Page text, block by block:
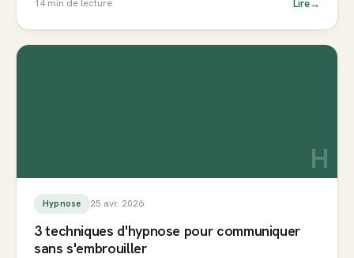
14min de lecture Lire→
H
Hypnose 25 avr. 2026
3 techniques d'hypnose pour communiquer
sans s'embrouiller